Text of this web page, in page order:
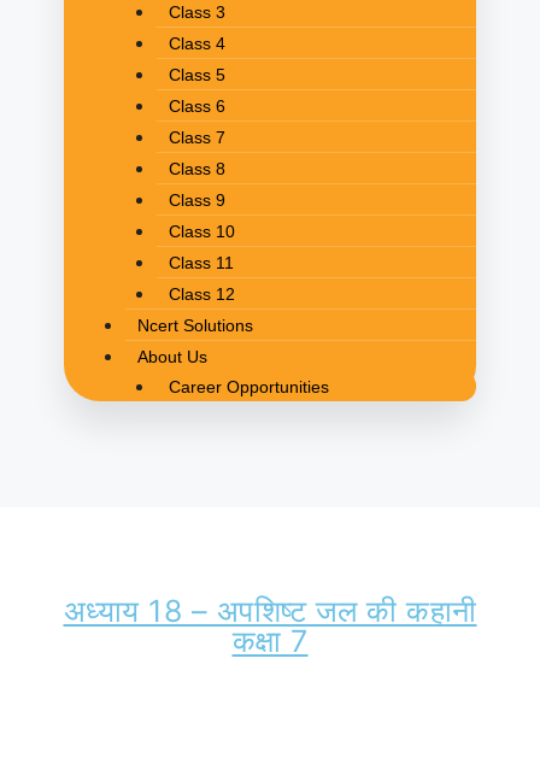
Class 3
Class 4
Class 5
Class 6
Class 7
Class 8
Class 9
Class 10
Class 11
Class 12
Ncert Solutions
About Us
Career Opportunities
अध्याय 18 – अपशिष्ट जल की कहानी
कक्षा 7